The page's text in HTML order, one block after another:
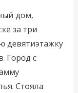
дом,
за три
девятиэтажку
Город с
Стояла